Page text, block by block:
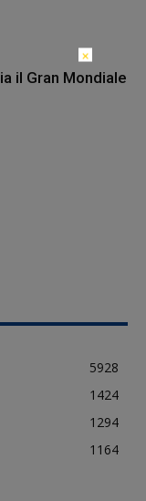
il Gran Mondiale
5928
1424
1294
1164
×